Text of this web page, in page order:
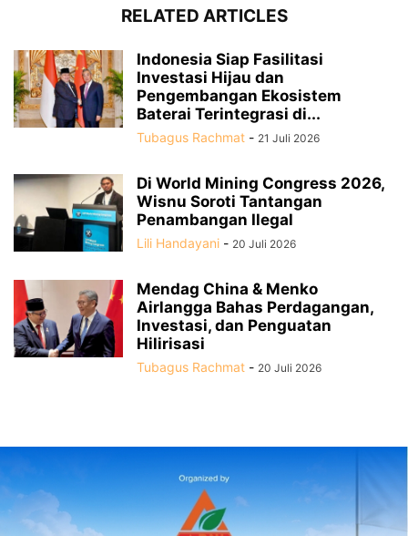
RELATED ARTICLES
Indonesia Siap Fasilitasi
Investasi Hijau dan
Pengembangan Ekosistem
Baterai Terintegrasi di...
Tubagus Rachmat - 21 Juli 2026
Di World Mining Congress 2026,
Wisnu Soroti Tantangan
Penambangan Ilegal
Lili Handayani - 20 Juli 2026
Mendag China & Menko
Airlangga Bahas Perdagangan,
Investasi, dan Penguatan
Hilirisasi
Tubagus Rachmat - 20 Juli 2026